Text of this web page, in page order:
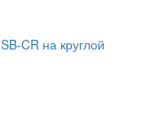
CR на круглой